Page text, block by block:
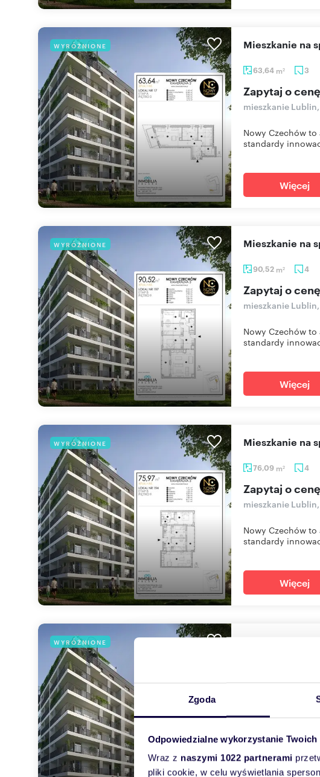
Zgoda
Odpowiedzialne wykorzystanie Twoich
Wraz z naszymi 1022 partnerami
pliki cookie, w celu wyświetlania
WYRÓŻNIONE
63,64 m2 3
mieszkanie na
Zapytaj o cenę
mieszkanie Lublin,
Nowy Czechów
standardy
Więcej
WYRÓŻNIONE
90,52 m2 4
mieszkanie na
Zapytaj o cenę
mieszkanie Lublin,
Nowy Czechów
standardy
Więcej
WYRÓŻNIONE
76,09 m2 4
mieszkanie na
Zapytaj o cenę
mieszkanie Lublin,
Nowy Czechów
standardy
Więcej
WYRÓŻNIONE
mieszkanie
Nowy Czechów
standardy